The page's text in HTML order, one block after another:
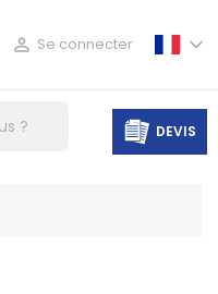
 Se connecter
DEVIS